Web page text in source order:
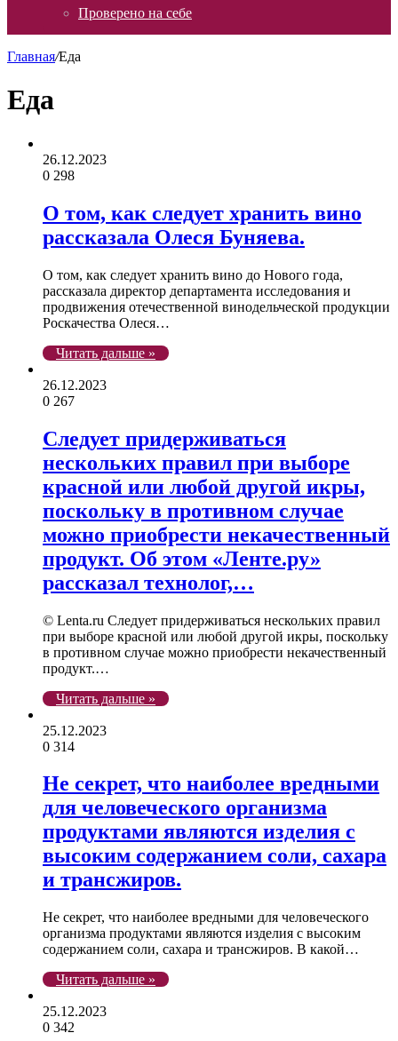
Проверено на себе
Главная/Еда
Еда
26.12.2023
0 298
О том, как следует хранить вино
рассказала Олеся Буняева.
О том, как следует хранить вино до Нового года,
рассказала директор департамента исследования и
продвижения отечественной винодельческой продукции
Роскачества Олеся…
Читать дальше »
26.12.2023
0 267
Следует придерживаться
нескольких правил при выборе
красной или любой другой икры,
поскольку в противном случае
можно приобрести некачественный
продукт. Об этом «Ленте.ру»
рассказал технолог,…
© Lenta.ru Следует придерживаться нескольких правил
при выборе красной или любой другой икры, поскольку
в противном случае можно приобрести некачественный
продукт.…
Читать дальше »
25.12.2023
0 314
Не секрет, что наиболее вредными
для человеческого организма
продуктами являются изделия с
высоким содержанием соли, сахара
и трансжиров.
Не секрет, что наиболее вредными для человеческого
организма продуктами являются изделия с высоким
содержанием соли, сахара и трансжиров. В какой…
Читать дальше »
25.12.2023
0 342